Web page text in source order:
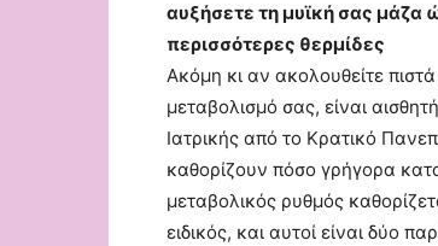
αυξήσετε τη μυϊκή σας
περισσότερες θερμίδες
Ακόμη κι αν ακολουθείτε
μεταβολισμό σας, είναι
Ιατρικής από το Κρατικό
καθορίζουν πόσο γρήγορα
μεταβολικός ρυθμός
ειδικός, και αυτοί είναι δύο